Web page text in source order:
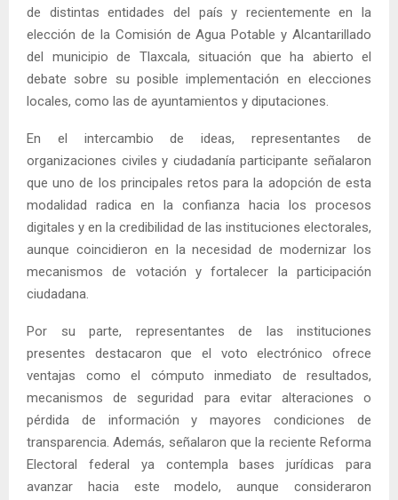
de distintas entidades del país y recientemente en la
elección de la Comisión de Agua Potable y Alcantarillado
del municipio de Tlaxcala, situación que ha abierto el
debate sobre su posible implementación en elecciones
locales, como las de ayuntamientos y diputaciones.
En el intercambio de ideas, representantes de
organizaciones civiles y ciudadanía participante señalaron
que uno de los principales retos para la adopción de esta
modalidad radica en la confianza hacia los procesos
digitales y en la credibilidad de las instituciones electorales,
aunque coincidieron en la necesidad de modernizar los
mecanismos de votación y fortalecer la participación
ciudadana.
Por su parte, representantes de las instituciones
presentes destacaron que el voto electrónico ofrece
ventajas como el cómputo inmediato de resultados,
mecanismos de seguridad para evitar alteraciones o
pérdida de información y mayores condiciones de
transparencia. Además, señalaron que la reciente Reforma
Electoral federal ya contempla bases jurídicas para
avanzar hacia este modelo, aunque consideraron